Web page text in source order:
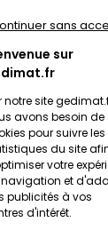
sur
notre site
avons besoin de
pour suivre les
du site
votre
et
publicités à vos
d'intérêt.
sans
- 15cm
magasin